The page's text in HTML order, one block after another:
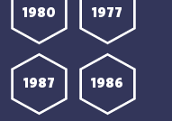
1977
1980
1986
1987